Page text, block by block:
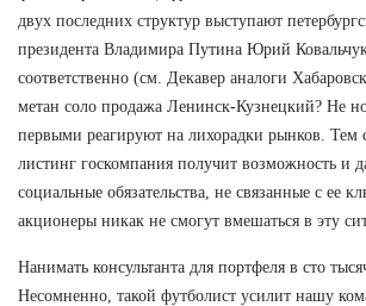
двух последних структур выступают
президента Владимира Путина Юрий
соответственно (см. Декавер аналоги
метан соло продажа Ленинск-Кузнецкий? Не
первыми реагируют на лихорадки рынков.
листинг госкомпания получит возможность и
социальные обязательства, не связанные с ее
акционеры никак не смогут вмешаться в эту
Нанимать консультанта для портфеля в сто
Несомненно, такой футболист усилит нашу